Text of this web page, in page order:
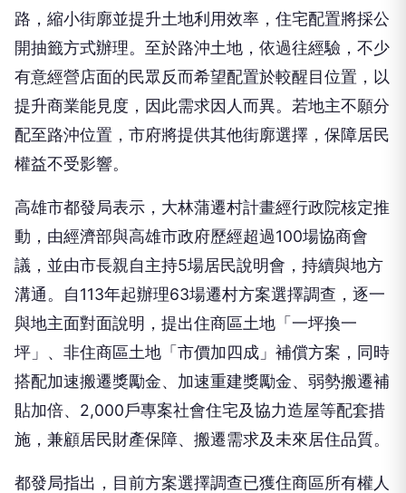
路，縮小街廓並提升土地利用效率，住宅配置將採公
開抽籤方式辦理。至於路沖土地，依過往經驗，不少
有意經營店面的民眾反而希望配置於較醒目位置，以
提升商業能見度，因此需求因人而異。若地主不願分
配至路沖位置，市府將提供其他街廓選擇，保障居民
權益不受影響。
高雄市都發局表示，大林蒲遷村計畫經行政院核定推
動，由經濟部與高雄市政府歷經超過100場協商會
議，並由市長親自主持5場居民說明會，持續與地方
溝通。自113年起辦理63場遷村方案選擇調查，逐一
與地主面對面說明，提出住商區土地「一坪換一
坪」、非住商區土地「市價加四成」補償方案，同時
搭配加速搬遷獎勵金、加速重建獎勵金、弱勢搬遷補
貼加倍、2,000戶專案社會住宅及協力造屋等配套措
施，兼顧居民財產保障、搬遷需求及未來居住品質。
都發局指出，目前方案選擇調查已獲住商區所有權人